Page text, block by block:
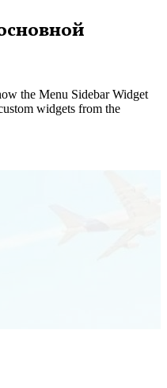
the Menu Sidebar Widget
widgets from the